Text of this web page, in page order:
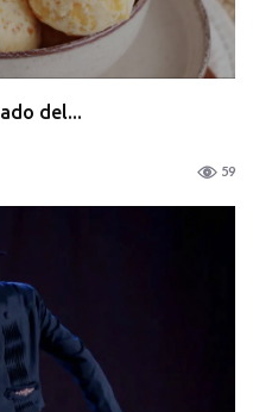
del...
59